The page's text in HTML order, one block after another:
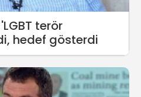
terör
hedef gösterdi